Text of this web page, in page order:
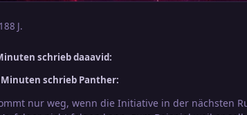
8 J.
schrieb daaavid:
schrieb Panther:
nur weg, wenn die Initiative in der nächsten